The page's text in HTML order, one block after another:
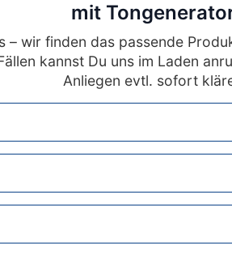
mit
– wir finden das passende
kannst Du uns im Laden
Anliegen evtl. sofort